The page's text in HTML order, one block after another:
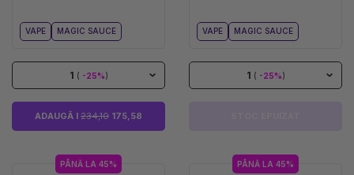
VAPE MAGIC SAUCE
1 ( -25%)
ADAUGĂ I 234,10 175,58
VAPE MAGIC SAUCE
1 ( -25%)
PÂNĂ LA 45% PÂNĂ LA 45%